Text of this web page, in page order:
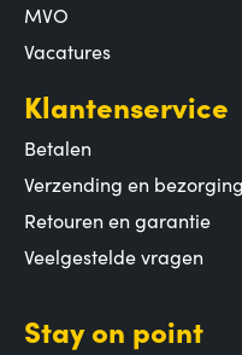
MVO
Vacatures
Klantenservice
Betalen
Verzending en bezorging
Retouren en garantie
Veelgestelde vragen
Stay on point